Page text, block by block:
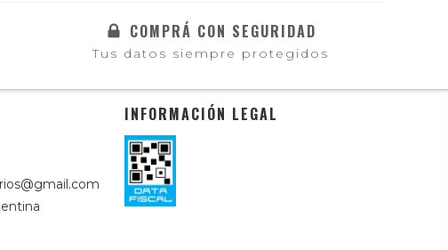
COMPRÁ CON SEGURIDAD
Tus datos siempre protegidos
INFORMACIÓN LEGAL